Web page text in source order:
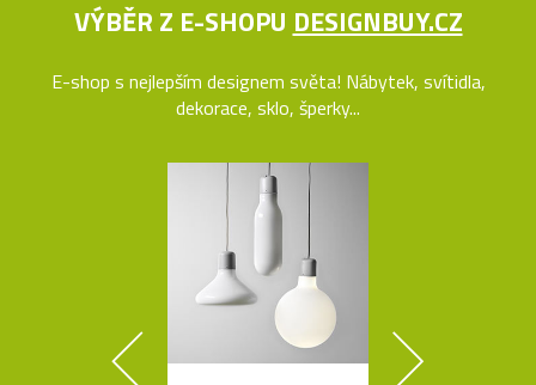
VÝBĚR Z E-SHOPU DESIGNBUY.CZ
E-shop s nejlepším designem světa! Nábytek, svítidla,
dekorace, sklo, šperky...